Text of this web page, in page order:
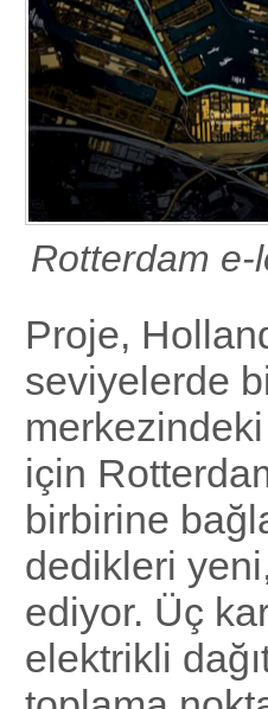
Rotterdam
Proje,
seviyelerde
için
birbirine
dedikleri
ediyor. Üç
elektrikli